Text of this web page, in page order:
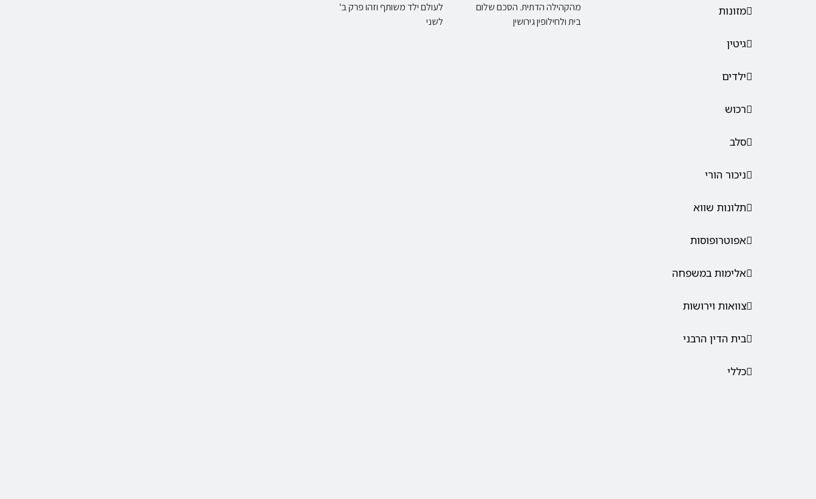
מזונות
גיטין
ילדים
רכוש
סלב
ניכור הורי
תלונות שווא
אפוטרופוסות
אלימות במשפחה
צוואות וירושות
בית הדין הרבני
כללי
מהקהילה הדתית. הסכם שלום
בית ולחילופין גירושין
לעולם ילד משותף וזהו פרק ב'
לשני